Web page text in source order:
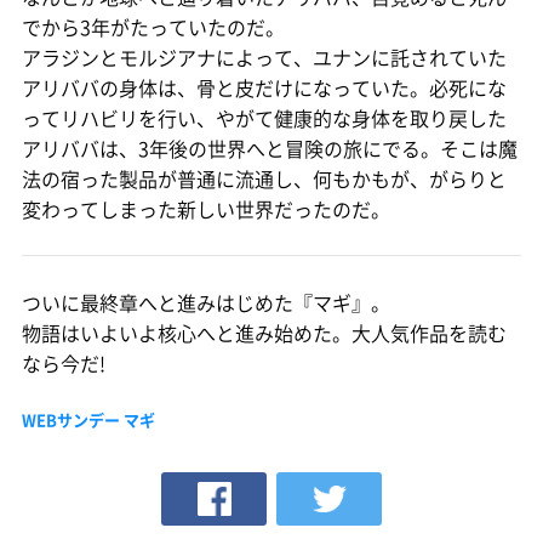
でから3年がたっていたのだ。
アラジンとモルジアナによって、ユナンに託されていた
アリババの身体は、骨と皮だけになっていた。必死にな
ってリハビリを行い、やがて健康的な身体を取り戻した
アリババは、3年後の世界へと冒険の旅にでる。そこは魔
法の宿った製品が普通に流通し、何もかもが、がらりと
変わってしまった新しい世界だったのだ。
ついに最終章へと進みはじめた『マギ』。
物語はいよいよ核心へと進み始めた。大人気作品を読む
なら今だ!
WEBサンデー マギ